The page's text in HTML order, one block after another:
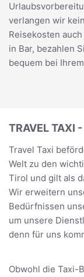
verlangen wir
Reisekosten
in Bar, bezahlen
bequem bei
TRAVEL TAXI
Travel Taxi
Welt zu den
Tirol und gilt als
Wir erweitern
Bedürfnissen
um unsere
denn für uns
Obwohl die Taxi-